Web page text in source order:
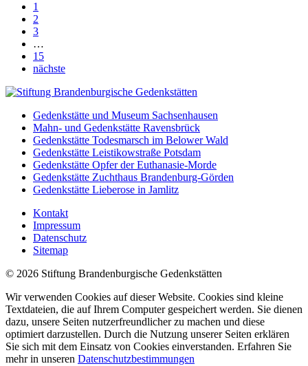
1
2
3
…
15
nächste
Gedenkstätte und Museum Sachsenhausen
Mahn- und Gedenkstätte Ravensbrück
Gedenkstätte Todesmarsch im Belower Wald
Gedenkstätte Leistikowstraße Potsdam
Gedenkstätte Opfer der Euthanasie-Morde
Gedenkstätte Zuchthaus Brandenburg-Görden
Gedenkstätte Lieberose in Jamlitz
Kontakt
Impressum
Datenschutz
Sitemap
© 2026 Stiftung Brandenburgische Gedenkstätten
Wir verwenden Cookies auf dieser Website. Cookies sind kleine
Textdateien, die auf Ihrem Computer gespeichert werden. Sie dienen
dazu, unsere Seiten nutzerfreundlicher zu machen und diese
optimiert darzustellen. Durch die Nutzung unserer Seiten erklären
Sie sich mit dem Einsatz von Cookies einverstanden. Erfahren Sie
mehr in unseren Datenschutzbestimmungen